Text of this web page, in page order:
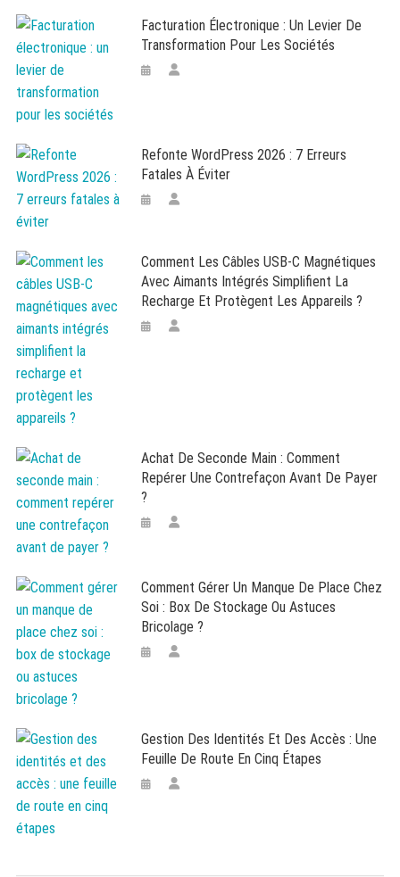
Facturation Électronique : Un Levier De
Transformation Pour Les Sociétés
Refonte WordPress 2026 : 7 Erreurs
Fatales À Éviter
Comment Les Câbles USB-C Magnétiques
Avec Aimants Intégrés Simplifient La
Recharge Et Protègent Les Appareils ?
Achat De Seconde Main : Comment
Repérer Une Contrefaçon Avant De Payer
?
Comment Gérer Un Manque De Place Chez
Soi : Box De Stockage Ou Astuces
Bricolage ?
Gestion Des Identités Et Des Accès : Une
Feuille De Route En Cinq Étapes